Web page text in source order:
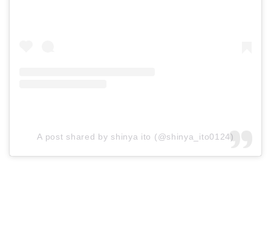
A post shared by shinya ito (@shinya_ito0124)